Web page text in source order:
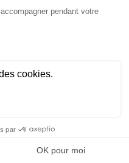
de
monte